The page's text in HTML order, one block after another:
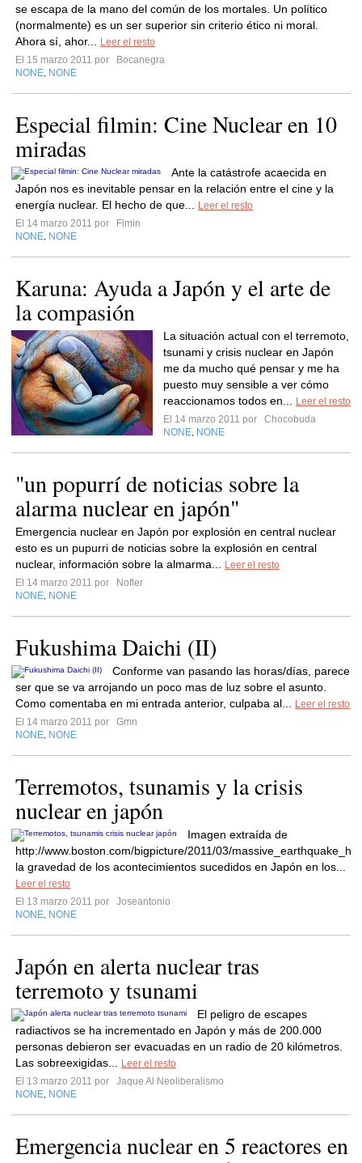
se escapa de la mano del común de los mortales. Un político
(normalmente) es un ser superior sin criterio ético ni moral.
Ahora sí, ahor...
Leer el resto
El 15 marzo 2011 por
Bocanegra
NONE NONE
Especial filmin: Cine Nuclear en 10
miradas
Ante la catástrofe acaecida en
Japón nos es inevitable pensar en la relación entre el cine y la
energía nuclear. El hecho de que...
Leer el resto
El 14 marzo 2011 por
Fimin
NONE NONE
Karuna: Ayuda a Japón y el arte de
la compasión
La situación actual con el terremoto,
tsunami y crisis nuclear en Japón
me da mucho qué pensar y me ha
puesto muy sensible a ver cómo
reaccionamos todos en...
Leer el resto
El 14 marzo 2011 por
Chocobuda
NONE NONE
"un popurrí de noticias sobre la
alarma nuclear en japón"
Emergencia nuclear en Japón por explosión en central nuclear
esto es un pupurri de noticias sobre la explosión en central
nuclear, información sobre la almarma...
Leer el resto
El 14 marzo 2011 por
Nofler
NONE NONE
Fukushima Daichi (II)
Conforme van pasando las horas/días, parece
ser que se va arrojando un poco mas de luz sobre el asunto.
Como comentaba en mi entrada anterior, culpaba al...
Leer el resto
El 14 marzo 2011 por
Gmn
NONE NONE
Terremotos, tsunamis y la crisis
nuclear en japón
Imagen extraída de
http://www.boston.com/bigpicture/2011/03/
la gravedad de los acontecimientos sucedidos en Japón en los...
Leer el resto
El 13 marzo 2011 por
Joseantonio
NONE NONE
Japón en alerta nuclear tras
terremoto y tsunami
El peligro de escapes
radiactivos se ha incrementado en Japón y más de 200.000
personas debieron ser evacuadas en un radio de 20 kilómetros.
Las sobreexigidas...
Leer el resto
El 13 marzo 2011 por
Jaque Al Neoliberalismo
NONE NONE
Emergencia nuclear en 5 reactores en